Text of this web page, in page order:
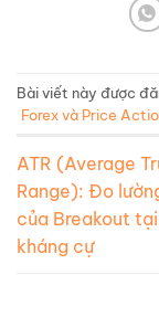
Bài viết này được
Forex và Price
ATR (Average
Range): Đo
của Breakout
kháng cự